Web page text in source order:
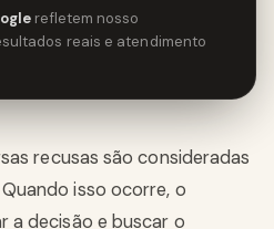
refletem nosso
reais e atendimento
recusas são consideradas
Quando isso ocorre, o
a decisão e buscar o